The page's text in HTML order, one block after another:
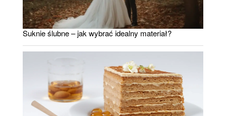
Suknie ślubne – jak wybrać idealny materiał?